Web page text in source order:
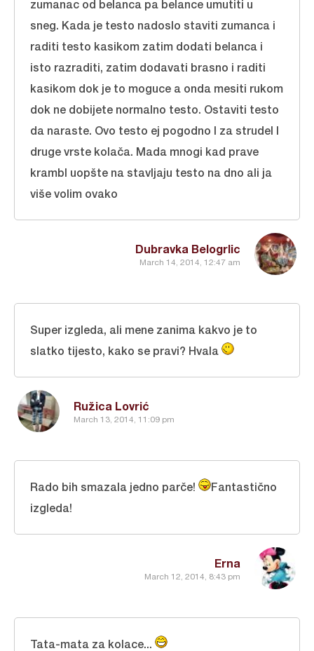
Dubravka Belogrlic
March 14, 2014, 12:47 am
zumanac od belanca pa belance umutiti u
sneg. Kada je testo nadoslo staviti zumanca i
raditi testo kasikom zatim dodati belanca i
isto razraditi, zatim dodavati brasno i raditi
kasikom dok je to moguce a onda mesiti rukom
dok ne dobijete normalno testo. Ostaviti testo
da naraste. Ovo testo ej pogodno I za strudel I
druge vrste kolača. Mada mnogi kad prave
krambl uopšte na stavljaju testo na dno ali ja
više volim ovako
Ružica Lovrić
March 13, 2014, 11:09 pm
Super izgleda, ali mene zanima kakvo je to
slatko tijesto, kako se pravi? Hvala
Erna
March 12, 2014, 8:43 pm
Rado bih smazala jedno parče!
Fantastično
izgleda!
Tata-mata za kolace...